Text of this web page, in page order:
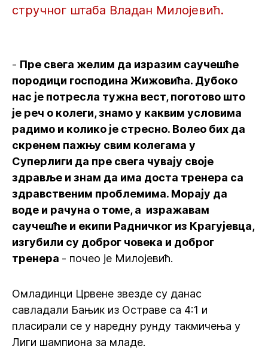
стручног штаба Владан Милојевић.
- Пре свега желим да изразим саучешће
породици господина Жижовића. Дубоко
нас је потресла тужна вест, поготово што
је реч о колеги, знамо у каквим условима
радимо и колико је стресно. Волео бих да
скренем пажњу свим колегама у
Суперлиги да пре свега чувају своје
здравље и знам да има доста тренера са
здравственим проблемима. Морају да
воде и рачуна о томе, а изражавам
саучешће и екипи Радничког из Крагујевца,
изгубили су доброг човека и доброг
тренера - почео је Милојевић.
Омладинци Црвене звезде су данас
савладали Бањик из Остраве са 4:1 и
пласирали се у наредну рунду такмичења у
Лиги шампиона за младе.